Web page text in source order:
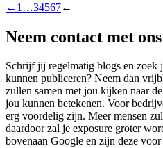
← 1 …34567←
Neem contact met
Schrijf jij regelmatig blogs en zoek
kunnen publiceren? Neem dan
zullen samen met jou kijken naar
jou kunnen betekenen. Voor
erg voordelig zijn. Meer mensen
daardoor zal je exposure groter
bovenaan Google en zijn deze